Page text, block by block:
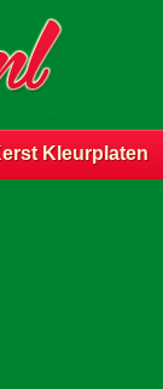
Kleurplaten